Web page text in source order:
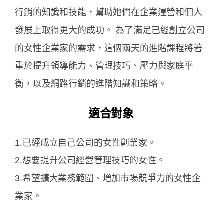
行銷的知識和技能，幫助她們在企業運營和個人
發展上取得更大的成功。 為了滿足已經創立公司
的女性企業家的需求，這個兩天的進階課程將著
重於提升領導能力、管理技巧、壓力與家庭平
衡，以及網路行銷的進階知識和策略。
適合對象
1.已經成立自己公司的女性創業家。
2.想要提升公司經營管理技巧的女性。
3.希望擴大業務範圍、增加市場競爭力的女性企
業家。